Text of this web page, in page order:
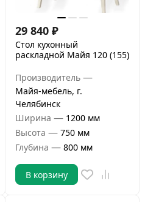
29 840 ₽
Стол кухонный
раскладной Майя 120 (155)
Производитель —
Майя-мебель, г.
Челябинск
Ширина — 1200 мм
Высота — 750 мм
Глубина — 800 мм
В корзину